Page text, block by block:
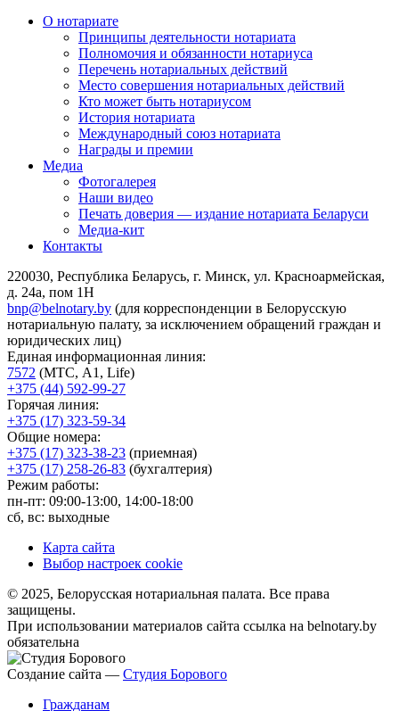
О нотариате
Принципы деятельности нотариата
Полномочия и обязанности нотариуса
Перечень нотариальных действий
Место совершения нотариальных действий
Кто может быть нотариусом
История нотариата
Международный союз нотариата
Награды и премии
Медиа
Фотогалерея
Наши видео
Печать доверия — издание нотариата Беларуси
Медиа-кит
Контакты
220030, Республика Беларусь, г. Минск, ул. Красноармейская,
д. 24а, пом 1Н
bnp@belnotary.by (для корреспонденции в Белорусскую
нотариальную палату, за исключением обращений граждан и
юридических лиц)
Единая информационная линия:
7572 (МТС, A1, Life)
+375 (44) 592-99-27
Горячая линия:
+375 (17) 323-59-34
Общие номера:
+375 (17) 323-38-23 (приемная)
+375 (17) 258-26-83 (бухгалтерия)
Режим работы:
пн-пт: 09:00-13:00, 14:00-18:00
сб, вс: выходные
Карта сайта
Выбор настроек cookie
© 2025, Белорусская нотариальная палата. Все права
защищены.
При использовании материалов сайта ссылка на belnotary.by
обязательна
Создание сайта — Студия Борового
Гражданам